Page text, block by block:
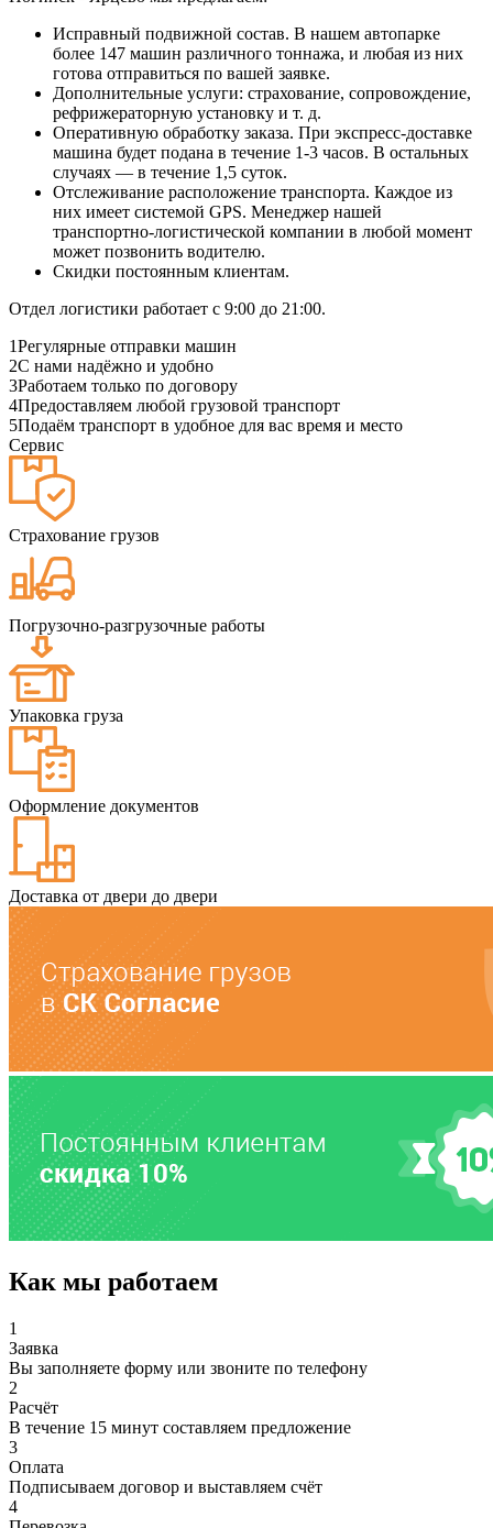
Исправный подвижной состав. В нашем автопарке
более 147 машин различного тоннажа, и любая из них
готова отправиться по вашей заявке.
Дополнительные услуги: страхование, сопровождение,
рефрижераторную установку и т. д.
Оперативную обработку заказа. При экспресс-доставке
машина будет подана в течение 1-3 часов. В остальных
случаях — в течение 1,5 суток.
Отслеживание расположение транспорта. Каждое из
них имеет системой GPS. Менеджер нашей
транспортно-логистической компании в любой момент
может позвонить водителю.
Скидки постоянным клиентам.
Отдел логистики работает с 9:00 до 21:00.
1Регулярные отправки машин
2С нами надёжно и удобно
3Работаем только по договору
4Предоставляем любой грузовой транспорт
5Подаём транспорт в удобное для вас время и место
Сервис
Страхование грузов
Погрузочно-разгрузочные работы
Упаковка груза
Оформление документов
Доставка от двери до двери
Как мы работаем
1
Заявка
Вы заполняете форму или звоните по телефону
2
Расчёт
В течение 15 минут составляем предложение
3
Оплата
Подписываем договор и выставляем счёт
4